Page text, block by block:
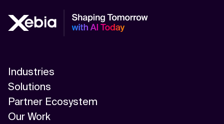
Industries
Solutions
Partner Ecosystem
Our Work